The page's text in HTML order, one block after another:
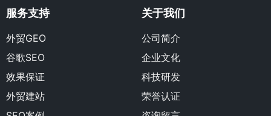
服务支持
外贸GEO
谷歌SEO
效果保证
外贸建站
关于我们
公司简介
企业文化
科技研发
荣誉认证